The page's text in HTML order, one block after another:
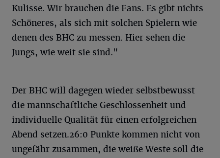
Kulisse. Wir brauchen die Fans. Es gibt nichts
Schöneres, als sich mit solchen Spielern wie
denen des BHC zu messen. Hier sehen die
Jungs, wie weit sie sind."
Der BHC will dagegen wieder selbstbewusst
die mannschaftliche Geschlossenheit und
individuelle Qualität für einen erfolgreichen
Abend setzen.26:0 Punkte kommen nicht von
ungefähr zusammen, die weiße Weste soll die